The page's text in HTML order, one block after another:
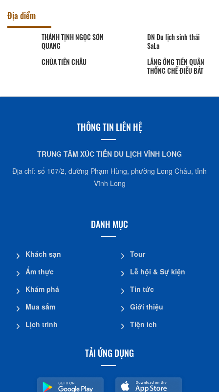
Địa điểm
THÁNH TỊNH NGỌC SƠN
QUANG
DN Du lịch sinh thái
SaLa
LĂNG ÔNG TIỀN QUÂN
THÔNG TIN LIÊN HỆ
TRUNG TÂM XÚC TIẾN DU LỊCH VĨNH LONG
Khách sạn
Ẩm thực
Khám phá
Mua sắm
Tour
Lễ hội & Sự kiện
Tin tức
Giới thiệu
TẢI ỨNG DỤNG